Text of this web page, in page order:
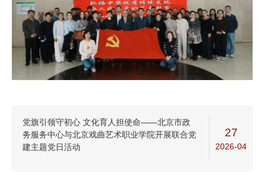
党旗引领守初心 文化育人担使命——北京市政
务服务中心与北京戏曲艺术职业学院开展联合党
建主题党日活动
27
2026-04